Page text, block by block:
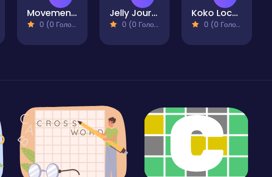
Movements
0 (0 Голосів)
Jelly Journey
0 (0 Голосів)
Koko Loco Block Blast
0 (0 Голосів)